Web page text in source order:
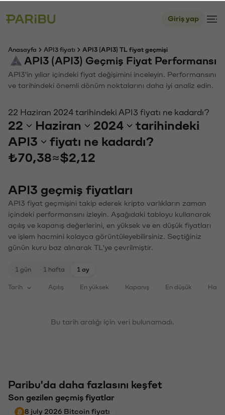
Giriş yap
Anasayfa API3 fiyatı API3 (API3) TL fiyat geçmişi
API3 (API3) Geçmiş Fiyat Performansı
API3'in yıllar içindeki fiyat değişimini inceleyin. Performansını
ve tarihindeki önemli dönüm noktalarını daha iyi analiz edin.
22 Haziran 2024 tarihindeki API3 fiyatı ne kadardı?
22 Haziran 2024
tarihindeki
API3
fiyatı ne kadardı?
₺70,38≈$2,12
API3 geçmiş fiyatları
API3 fiyat geçmişini takip ederek kripto varlıkların zaman
içindeki performansını izleyin. Aşağıdaki tabloyu kullanarak
açılış ve kapanış değerlerini, en yüksek ve en düşük fiyatları
ve işlem hacmini kolayca görüntüleyebilirsiniz. Seçtiğiniz
günün kuru baz alınarak TL'ye çevrilmiştir.
1 gün 1 hafta 1 ay
Tarih Açılış En yüksek Kapanış En düşük
Bu tarih aralığı için veri bulunamadı.
Paribu'da daha fazlasını keşfet
Son gezilen geçmiş fiyatlar
8 july 2026 Bitcoin fiyatı